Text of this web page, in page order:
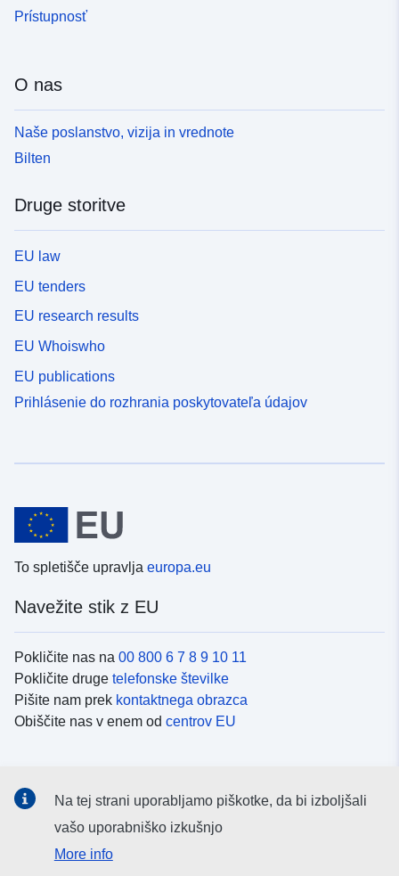
Prístupnosť
O nas
Naše poslanstvo, vizija in vrednote
Bilten
Druge storitve
EU law
EU tenders
EU research results
EU Whoiswho
EU publications
Prihlásenie do rozhrania poskytovateľa údajov
To spletišče upravlja europa.eu
Navežite stik z EU
Pokličite nas na 00 800 6 7 8 9 10 11
Pokličite druge telefonske številke
Pišite nam prek kontaktnega obrazca
Obiščite nas v enem od centrov EU
Iskanje podružbenih medijih EU
Na tej strani uporabljamo piškotke, da bi izboljšali
vašo uporabniško izkušnjo
More info